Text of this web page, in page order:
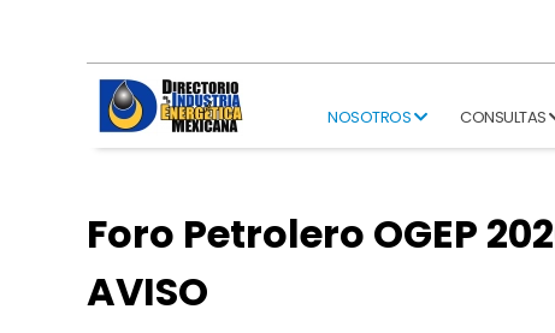
NOSOTROS CONSULTAS
Foro Petrolero OGEP
AVISO